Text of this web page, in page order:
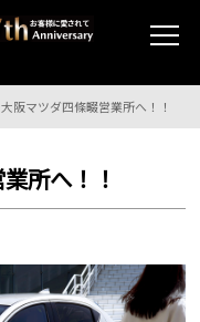
阪マツダ四條畷営業所へ！！
所へ！！